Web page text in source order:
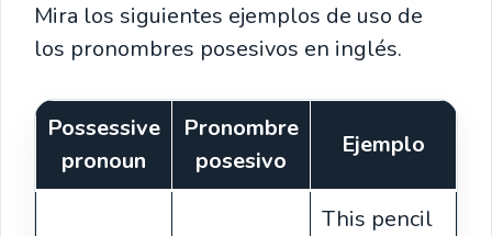
Mira los siguientes ejemplos de uso de
los pronombres posesivos en inglés.
Possessive
pronoun
Pronombre
posesivo
Ejemplo
This pencil